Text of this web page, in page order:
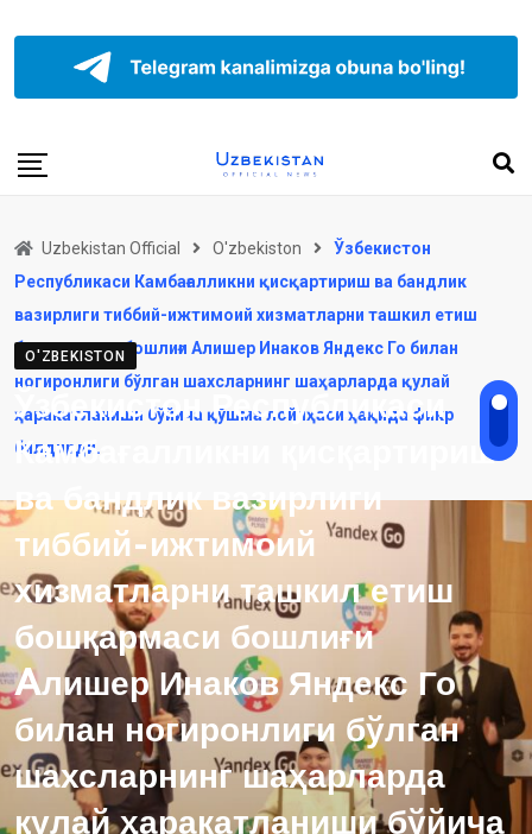
Uzbekistan Official O'zbekiston
Ўзбекистон
Республикаси Камбағалликни қисқартириш ва бандлик
вазирлиги тиббий-ижтимоий хизматларни ташкил етиш
бошқармаси бошлиғи Aлишер Инаков Яндекс Го билан
ногиронлиги бўлган шахсларнинг шаҳарларда қулай
ҳаракатланиши бўйича қўшма лойиҳаси ҳақида фикр
билдирди.
O'ZBEKISTON
Ўзбекистон Республикаси
Камбағалликни қисқартириш
ва бандлик вазирлиги
тиббий-ижтимоий
хизматларни ташкил етиш
бошқармаси бошлиғи
Aлишер Инаков Яндекс Го
билан ногиронлиги бўлган
шахсларнинг шаҳарларда
қулай ҳаракатланиши бўйича